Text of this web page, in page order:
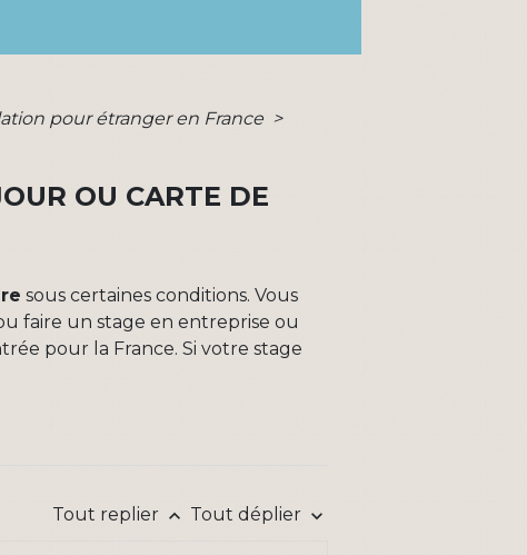
pour étranger en France >
OU CARTE DE
sous certaines conditions. Vous
faire un stage en entreprise ou
pour la France. Si votre stage
Tout replier keyboard_arrow_up Tout déplier keyboard_arrow_down